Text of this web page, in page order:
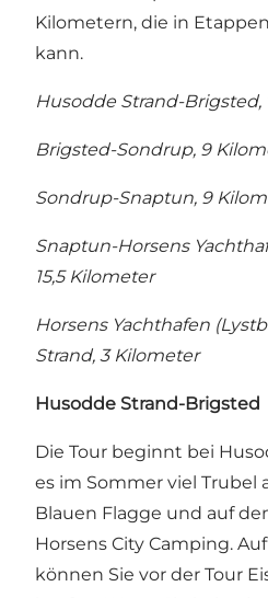
Kilometern, die in
kann.
Husodde Strand-Brigsted,
Brigsted-Sondrup, 9
Sondrup-Snaptun, 9
Snaptun-Horsens
15,5 Kilometer
Horsens Yachthafen
Strand, 3 Kilometer
Husodde Strand-Brigsted
Die Tour beginnt bei
es im Sommer viel Trubel
Blauen Flagge und auf
Horsens City Camping.
können Sie vor der Tour